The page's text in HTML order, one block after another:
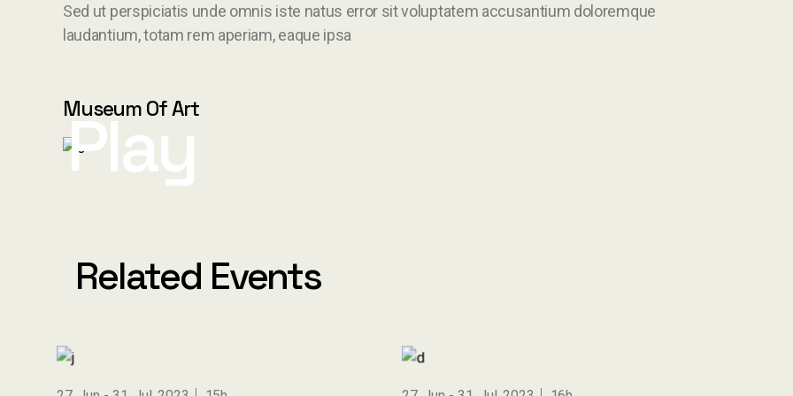
Sed ut perspiciatis unde omnis iste natus error sit voluptatem accusantium doloremque
laudantium, totam rem aperiam, eaque ipsa
Museum Of Art
Play
Related Events